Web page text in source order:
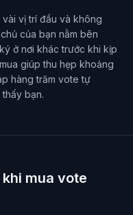
vị trí đầu và không
của bạn nằm bên
ở nơi khác trước khi kịp
giúp thu hẹp khoảng
hàng trăm vote tự
bạn.
mua vote